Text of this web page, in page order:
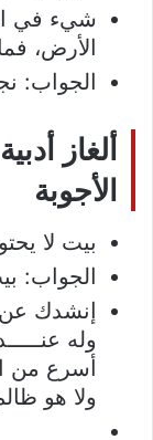
شيء في
الأرض،
الجواب:
ألغاز
الأجوبة
بيت لا
الجواب:
إنشدك عن
وله
أسرع من
ولا هو